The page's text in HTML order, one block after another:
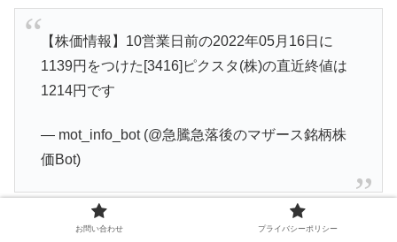
【株価情報】10営業日前の2022年05月16日に
1139円をつけた[3416]ピクスタ(株)の直近終値は
1214円です
— mot_info_bot (@急騰急落後のマザース銘柄株
価Bot)
お問い合わせ プライバシーポリシー